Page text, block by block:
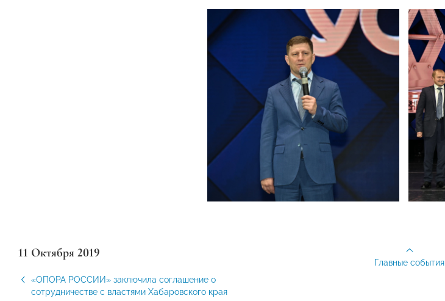
11 Октября 2019
«ОПОРА РОССИИ» заключила соглашение о
сотрудничестве с властями Хабаровского края
Главные события